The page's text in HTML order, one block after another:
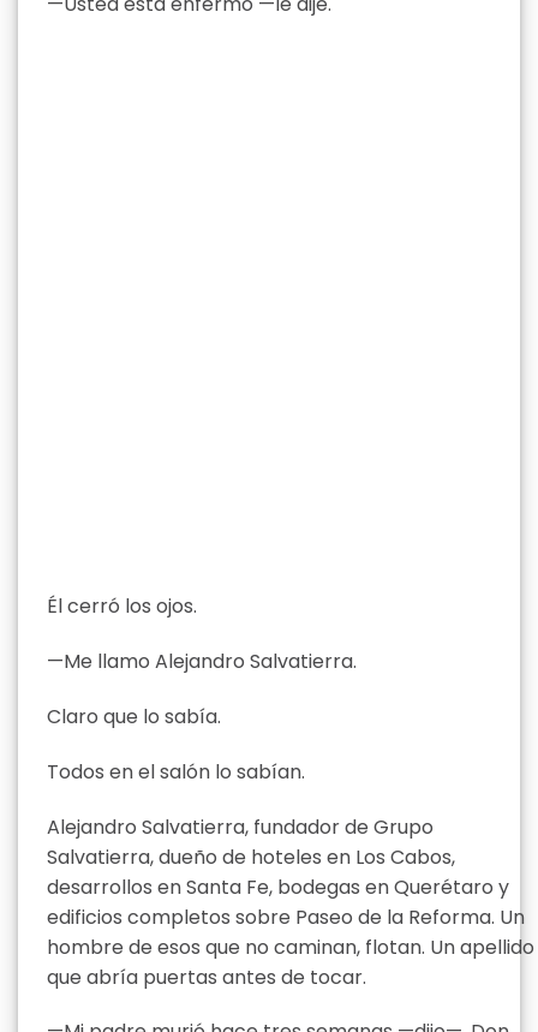
Él cerró los ojos.
—Me llamo Alejandro Salvatierra.
Claro que lo sabía.
Todos en el salón lo sabían.
Alejandro Salvatierra, fundador de Grupo
Salvatierra, dueño de hoteles en Los Cabos,
desarrollos en Santa Fe, bodegas en Querétaro y
edificios completos sobre Paseo de la Reforma. Un
hombre de esos que no caminan, flotan. Un apellido
que abría puertas antes de tocar.